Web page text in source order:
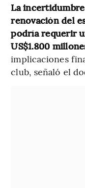
La
renovación del
podría requerir
US$1.800
implicaciones
club, señaló el